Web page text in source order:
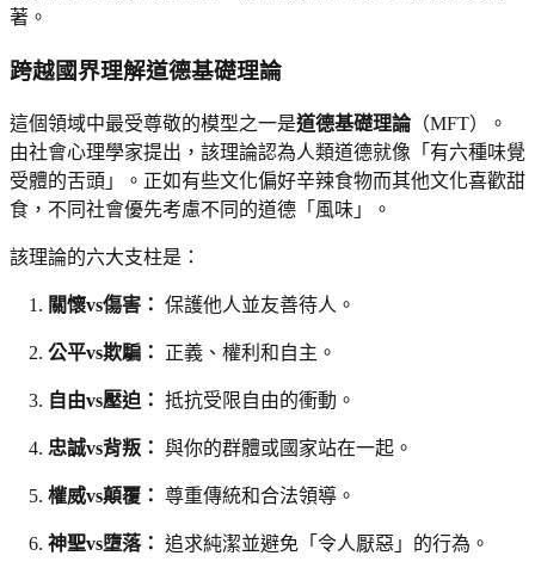
著。
跨越國界理解道德基礎理論
這個領域中最受尊敬的模型之一是道德基礎理論（MFT）。
由社會心理學家提出，該理論認為人類道德就像「有六種味覺
受體的舌頭」。正如有些文化偏好辛辣食物而其他文化喜歡甜
食，不同社會優先考慮不同的道德「風味」。
該理論的六大支柱是：
關懷vs傷害： 保護他人並友善待人。
公平vs欺騙： 正義、權利和自主。
自由vs壓迫： 抵抗受限自由的衝動。
忠誠vs背叛： 與你的群體或國家站在一起。
權威vs顛覆： 尊重傳統和合法領導。
神聖vs墮落： 追求純潔並避免「令人厭惡」的行為。